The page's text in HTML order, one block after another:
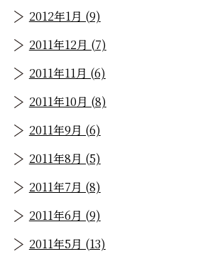
2012年1月 (9)
2011年12月 (7)
2011年11月 (6)
2011年10月 (8)
2011年9月 (6)
2011年8月 (5)
2011年7月 (8)
2011年6月 (9)
2011年5月 (13)